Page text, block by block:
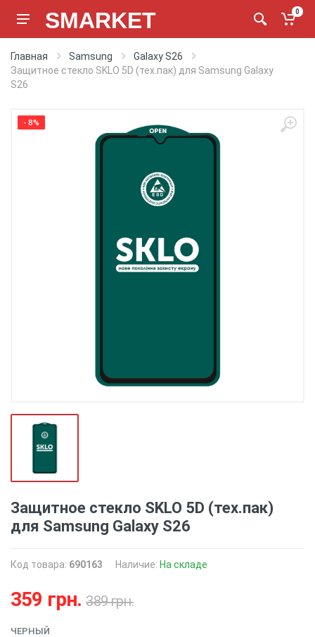
SMARKET 0
Главная Samsung
Galaxy S26
Защитное стекло SKLO 5D (тех.пак) для Samsung Galaxy
S26
- 8%
Защитное стекло SKLO 5D (тех.пак)
для Samsung Galaxy S26
Код товара: 690163 Наличие: На складе
359 грн.389 грн.
ЧЕРНЫЙ